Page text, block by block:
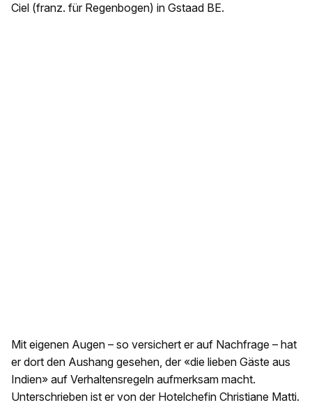
Ciel (franz. für Regenbogen) in Gstaad BE.
Mit eigenen Augen – so versichert er auf Nachfrage – hat
er dort den Aushang gesehen, der «die lieben Gäste aus
Indien» auf Verhaltensregeln aufmerksam macht.
Unterschrieben ist er von der Hotelchefin Christiane Matti.